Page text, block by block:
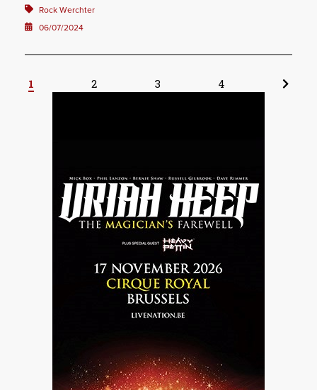
Rock Werchter
06/07/2024
1 2 3 4